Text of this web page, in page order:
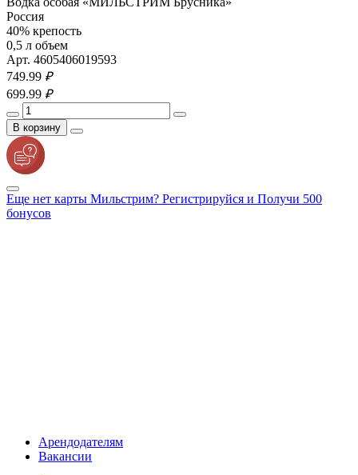
Россия
40% крепость
0,5 л объем
Арт. 4605406019593
749.99 ₽
699.99 ₽
В корзину
Еще нет карты Мильстрим? Регистрируйся и Получи 500
бонусов
Арендодателям
Вакансии